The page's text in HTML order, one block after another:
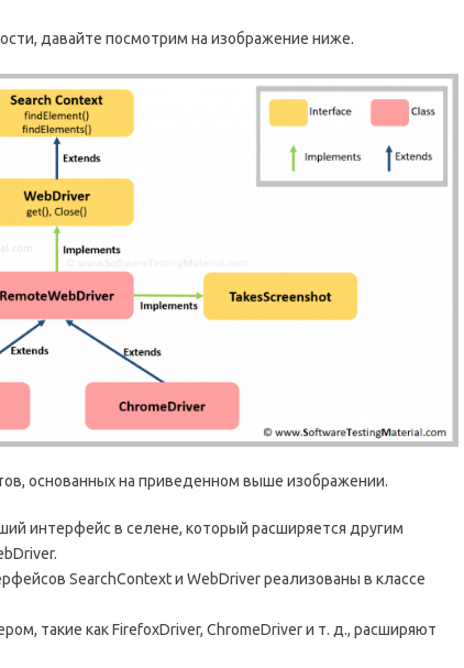
давайте посмотрим на изображение ниже.
основанных на приведенном выше изображении.
интерфейс в селене, который расширяется другим
SearchContext и WebDriver реализованы в классе
такие как FirefoxDriver, ChromeDriver и т. д., расширяют